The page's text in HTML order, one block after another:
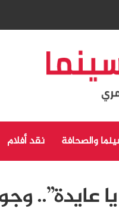
والصحافة نقد أفلام
عايدة”..